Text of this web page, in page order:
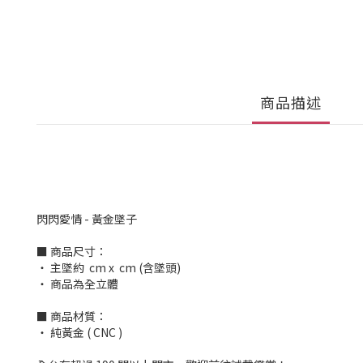
商品描述
閃閃愛情 - 黃金墜子
■ 商品尺寸：
‧ 主墜約 cm x cm (含墜頭)
‧ 商品為全立體
■ 商品材質：
‧ 純黃金 ( CNC )